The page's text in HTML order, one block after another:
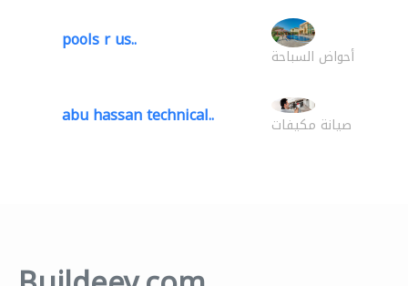
pools r us..
أحواض السباحة
abu hassan technical.. صيانة مكيفات